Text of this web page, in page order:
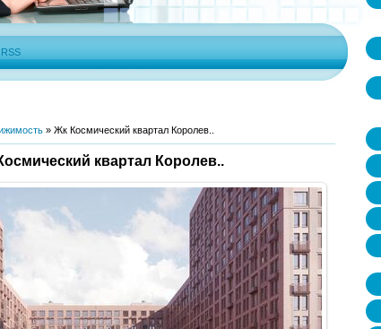
RSS
» Жк Космический квартал Королев..
квартал Королев..